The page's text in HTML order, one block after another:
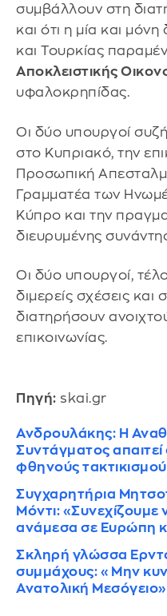
συμβάλλουν στη
και ότι η μία και
και Τουρκίας
Αποκλειστικής
υφαλοκρηπίδας.
Οι δύο υπουργοί
στο Κυπριακό, την
Προσωπική
Γραμματέα των
Κύπρο και την
διευρυμένης
Οι δύο υπουργοί,
διμερείς σχέσεις
διατηρήσουν
επικοινωνίας.
Πηγή: skai.gr
Ανδρουλάκης: Η
Συντάγματος
φθηνούς
Συγχαρητήρια
Μόντι: «Συνεχίζουμε
ανάμεσα σε Ευρώπη
Σκληρή γλώσσα
συμμάχους: «Μην
Ανατολική Μεσόγειο»